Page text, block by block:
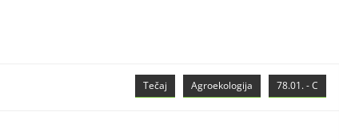
78.01. - C
Agroekologija
Tečaj